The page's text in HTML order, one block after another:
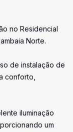
no Residencial
Norte.
de instalação de
conforto,
iluminação
um